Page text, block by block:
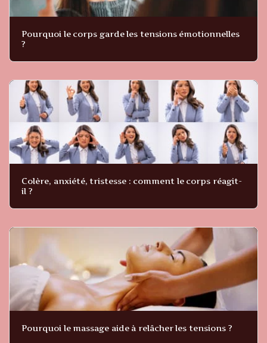
Pourquoi le corps garde les tensions émotionnelles
?
Colère, anxiété, tristesse : comment le corps réagit-
il ?
Pourquoi le massage aide à relâcher les tensions ?